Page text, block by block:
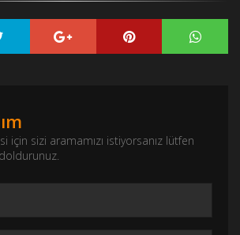
için sizi aramamızı istiyorsanız lütfen